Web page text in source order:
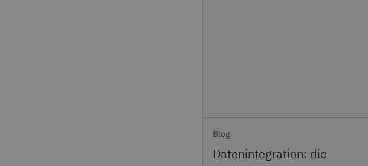
Blog
Datenintegration: die